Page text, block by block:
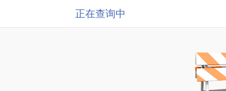
正在查询中